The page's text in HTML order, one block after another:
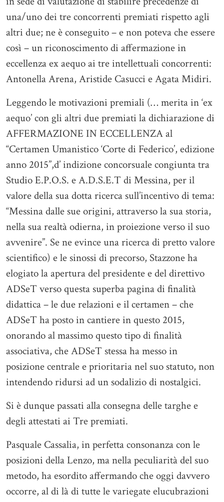
una/uno dei tre concorrenti premiati rispetto agli
altri due; ne è conseguito – e non poteva che essere
così – un riconoscimento di affermazione in
eccellenza ex aequo ai tre intellettuali concorrenti:
Antonella Arena, Aristide Casucci e Agata Midiri.
Leggendo le motivazioni premiali (… merita in ‘ex
aequo’ con gli altri due premiati la dichiarazione di
AFFERMAZIONE IN ECCELLENZA al
“Certamen Umanistico ‘Corte di Federico’, edizione
anno 2015”,d’ indizione concorsuale congiunta tra
Studio E.P.O.S. e A.D.S.E.T di Messina, per il
valore della sua dotta ricerca sull’incentivo di tema:
“Messina dalle sue origini, attraverso la sua storia,
nella sua realtà odierna, in proiezione verso il suo
avvenire”. Se ne evince una ricerca di pretto valore
scientifico) e le sinossi di precorso, Stazzone ha
elogiato la apertura del presidente e del direttivo
ADSeT verso questa superba pagina di finalità
didattica – le due relazioni e il certamen – che
ADSeT ha posto in cantiere in questo 2015,
onorando al massimo questo tipo di finalità
associativa, che ADSeT stessa ha messo in
posizione centrale e prioritaria nel suo statuto, non
intendendo ridursi ad un sodalizio di nostalgici.
Si è dunque passati alla consegna delle targhe e
degli attestati ai Tre premiati.
Pasquale Cassalia, in perfetta consonanza con le
posizioni della Lenzo, ma nella peculiarità del suo
metodo, ha esordito affermando che oggi davvero
occorre, al di là di tutte le variegate elucubrazioni